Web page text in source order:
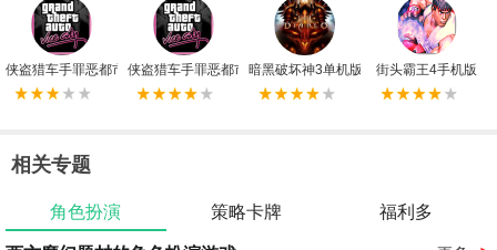
侠盗猎车手罪恶都市重制版免安装绿色中文版
侠盗猎车手罪恶都市高清重制版电脑版
暗黑破坏神3单机版 街头霸王4手机版
相关专题
角色扮演 策略卡牌 福利多